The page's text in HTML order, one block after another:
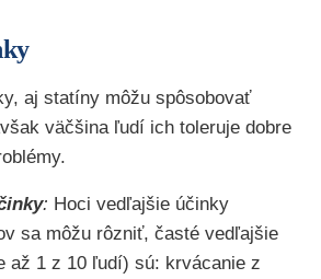
aj statíny môžu spôsobovať
väčšina ľudí ich toleruje dobre
: Hoci vedľajšie účinky
sa môžu rôzniť, časté vedľajšie
až 1 z 10 ľudí) sú: krvácanie z